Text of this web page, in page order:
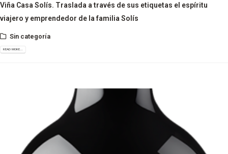
Viña Casa Solís. Traslada a través de sus etiquetas el espíritu
viajero y emprendedor de la familia Solís
Sin categoría
READ MORE...